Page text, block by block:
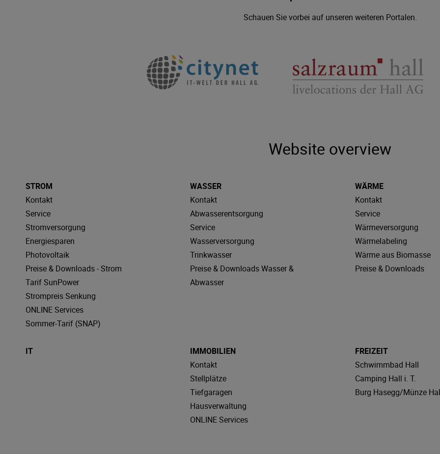
Schauen Sie vorbei auf unseren weiteren Portalen.
Website overview
STROM
Kontakt
Service
Stromversorgung
Energiesparen
Photovoltaik
Preise & Downloads - Strom
Tarif SunPower
Strompreis Senkung
ONLINE Services
Sommer-Tarif (SNAP)
WASSER
Kontakt
Abwasserentsorgung
Service
Wasserversorgung
Trinkwasser
Preise & Downloads Wasser &
Abwasser
WÄRME
Kontakt
Service
Wärmeversorgung
Wärmelabeling
Wärme aus Biomasse
Preise & Downloads
IT
IMMOBILIEN
Kontakt
Stellplätze
Tiefgaragen
Hausverwaltung
ONLINE Services
FREIZEIT
Schwimmbad Hall
Camping Hall i. T.
Burg Hasegg/Münze